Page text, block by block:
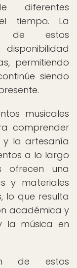
diferentes
tiempo. La
de estos
permitiendo
siendo
musicales
comprender
la artesanía
a lo largo
ofrecen una
y materiales
lo que resulta
académica y
la música en
de estos